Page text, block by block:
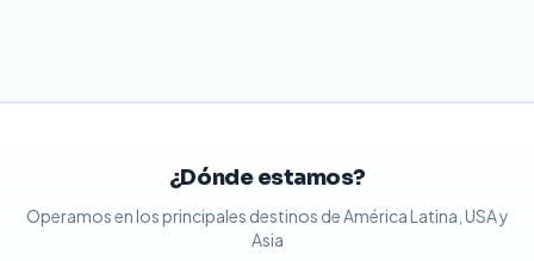
¿Dónde estamos?
Operamos en los principales destinos de América Latina, USA y
Asia